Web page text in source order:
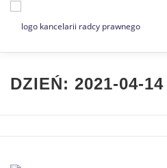
Strona główna
DZIEŃ: 2021-04-14